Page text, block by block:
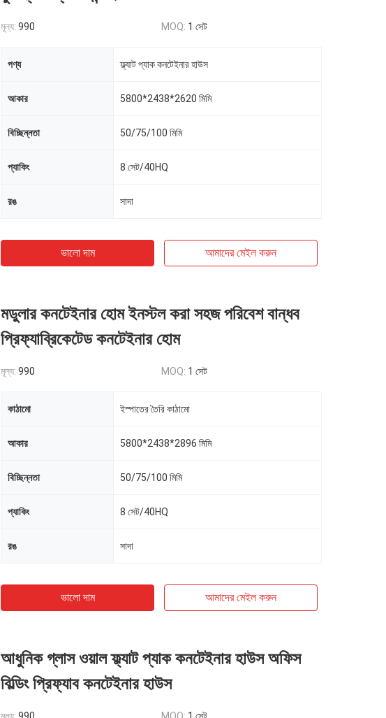
মূল্য: 990 MOQ: 1 সেট
পণ্য ফ্ল্যাট প্যাক কনটেইনার হাউস
আকার 5800*2438*2620 মিমি
বিচ্ছিন্নতা 50/75/100 মিমি
প্যাকিং 8 সেট/40HQ
রঙ সাদা
ভালো দাম আমাদের মেইল ​​করুন
মডুলার কনটেইনার হোম ইনস্টল করা সহজ পরিবেশ বান্ধব
প্রিফ্যাব্রিকেটেড কনটেইনার হোম
মূল্য: 990 MOQ: 1 সেট
কাঠামো ইস্পাতের তৈরি কাঠামো
আকার 5800*2438*2896 মিমি
বিচ্ছিন্নতা 50/75/100 মিমি
প্যাকিং 8 সেট/40HQ
রঙ সাদা
ভালো দাম আমাদের মেইল ​​করুন
আধুনিক গ্লাস ওয়াল ফ্ল্যাট প্যাক কনটেইনার হাউস অফিস
বিল্ডিং প্রিফ্যাব কনটেইনার হাউস